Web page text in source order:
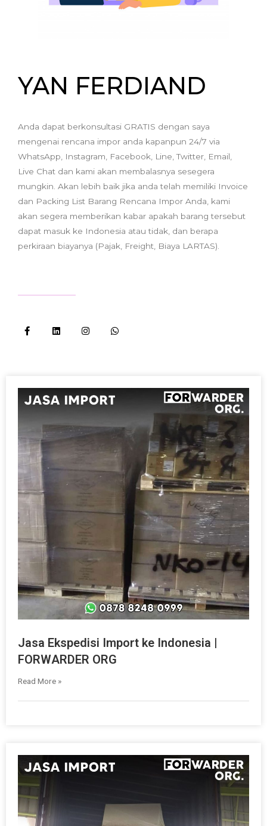
YAN FERDIAND
Anda dapat berkonsultasi GRATIS dengan saya
mengenai rencana impor anda kapanpun 24/7 via
WhatsApp, Instagram, Facebook, Line, Twitter, Email,
Live Chat dan kami akan membalasnya sesegera
mungkin. Akan lebih baik jika anda telah memiliki Invoice
dan Packing List Barang Rencana Impor Anda, kami
akan segera memberikan kabar apakah barang tersebut
dapat masuk ke Indonesia atau tidak, dan berapa
perkiraan biayanya (Pajak, Freight, Biaya LARTAS).
Jasa Ekspedisi Import ke Indonesia |
FORWARDER ORG
Read More »